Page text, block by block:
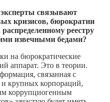
связывают
кризисов, бюрократии
реестру
извечными бедами?
на бюрократические
аппарат. Это в теории.
связанная с
и крупных корпораций,
коррупциогенным